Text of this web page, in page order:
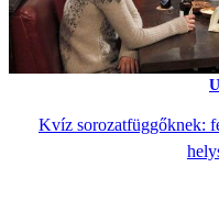
Kvíz sorozatfüggőknek: